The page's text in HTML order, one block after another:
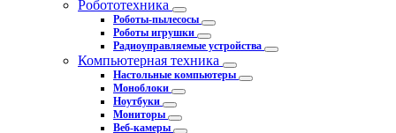
Робототехника
Роботы-пылесосы
Роботы игрушки
Радиоуправляемые устройства
Компьютерная техника
Настольные компьютеры
Моноблоки
Ноутбуки
Мониторы
Веб-камеры